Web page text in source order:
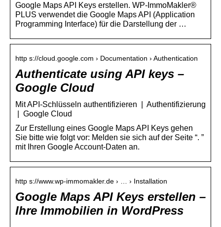
Google Maps API Keys erstellen. WP-ImmoMakler®
PLUS verwendet die Google Maps API (Application
Programming Interface) für die Darstellung der …
http s://cloud.google.com › Documentation › Authentication
Authenticate using API keys –
Google Cloud
Mit API-Schlüsseln authentifizieren | Authentifizierung
| Google Cloud
Zur Erstellung eines Google Maps API Keys gehen
Sie bitte wie folgt vor: Melden sie sich auf der Seite “. ”
mit Ihren Google Account-Daten an.
http s://www.wp-immomakler.de › … › Installation
Google Maps API Keys erstellen –
Ihre Immobilien in WordPress